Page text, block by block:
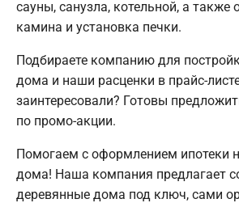
сауны, санузла, котельной, а также
камина и установка печки.
Подбираете компанию для
дома и наши расценки в прайс-
заинтересовали? Готовы
по промо-акции.
Помогаем с оформлением ипотеки
дома! Наша компания предлагает
деревянные дома под ключ, сами